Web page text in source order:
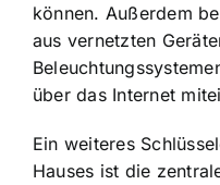
können. Außerdem
aus vernetzten
über das Internet
Ein weiteres
Hauses ist die